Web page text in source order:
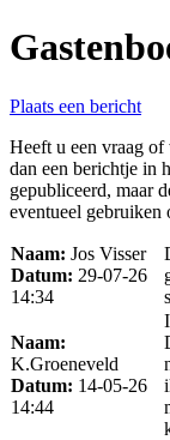
Plaats een bericht
Heeft u een vraag
dan een berichtje in
gepubliceerd, maar
eventueel gebruiken
Naam: Jos Visser
Datum: 29-07-26
14:34
Naam:
K.Groeneveld
Datum: 14-05-26
14:44